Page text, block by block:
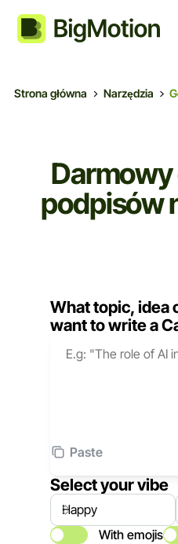
Strona główna Narzędzia
podpisów
What topic, idea
want to write a
Paste
Select your vibe
With emojis